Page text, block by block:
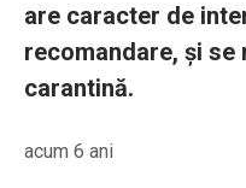
are caracter de
recomandare, și
carantină.
acum 6 ani